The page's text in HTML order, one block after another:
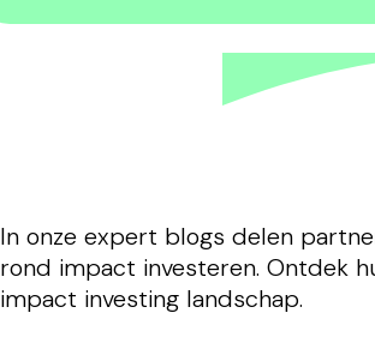
In onze expert blogs delen
rond impact investeren. Ontdek
impact investing landschap.